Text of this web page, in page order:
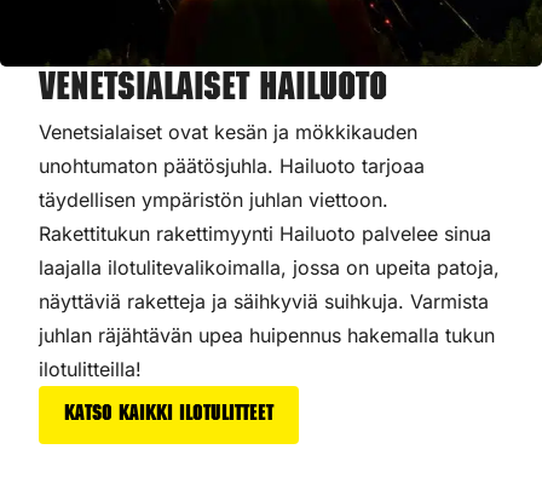
Venetsialaiset Hailuoto
Venetsialaiset ovat kesän ja mökkikauden
unohtumaton päätösjuhla. Hailuoto tarjoaa
täydellisen ympäristön juhlan viettoon.
Rakettitukun rakettimyynti Hailuoto palvelee sinua
laajalla ilotulitevalikoimalla, jossa on upeita patoja,
näyttäviä raketteja ja säihkyviä suihkuja. Varmista
juhlan räjähtävän upea huipennus hakemalla tukun
ilotulitteilla!
Katso kaikki ilotulitteet